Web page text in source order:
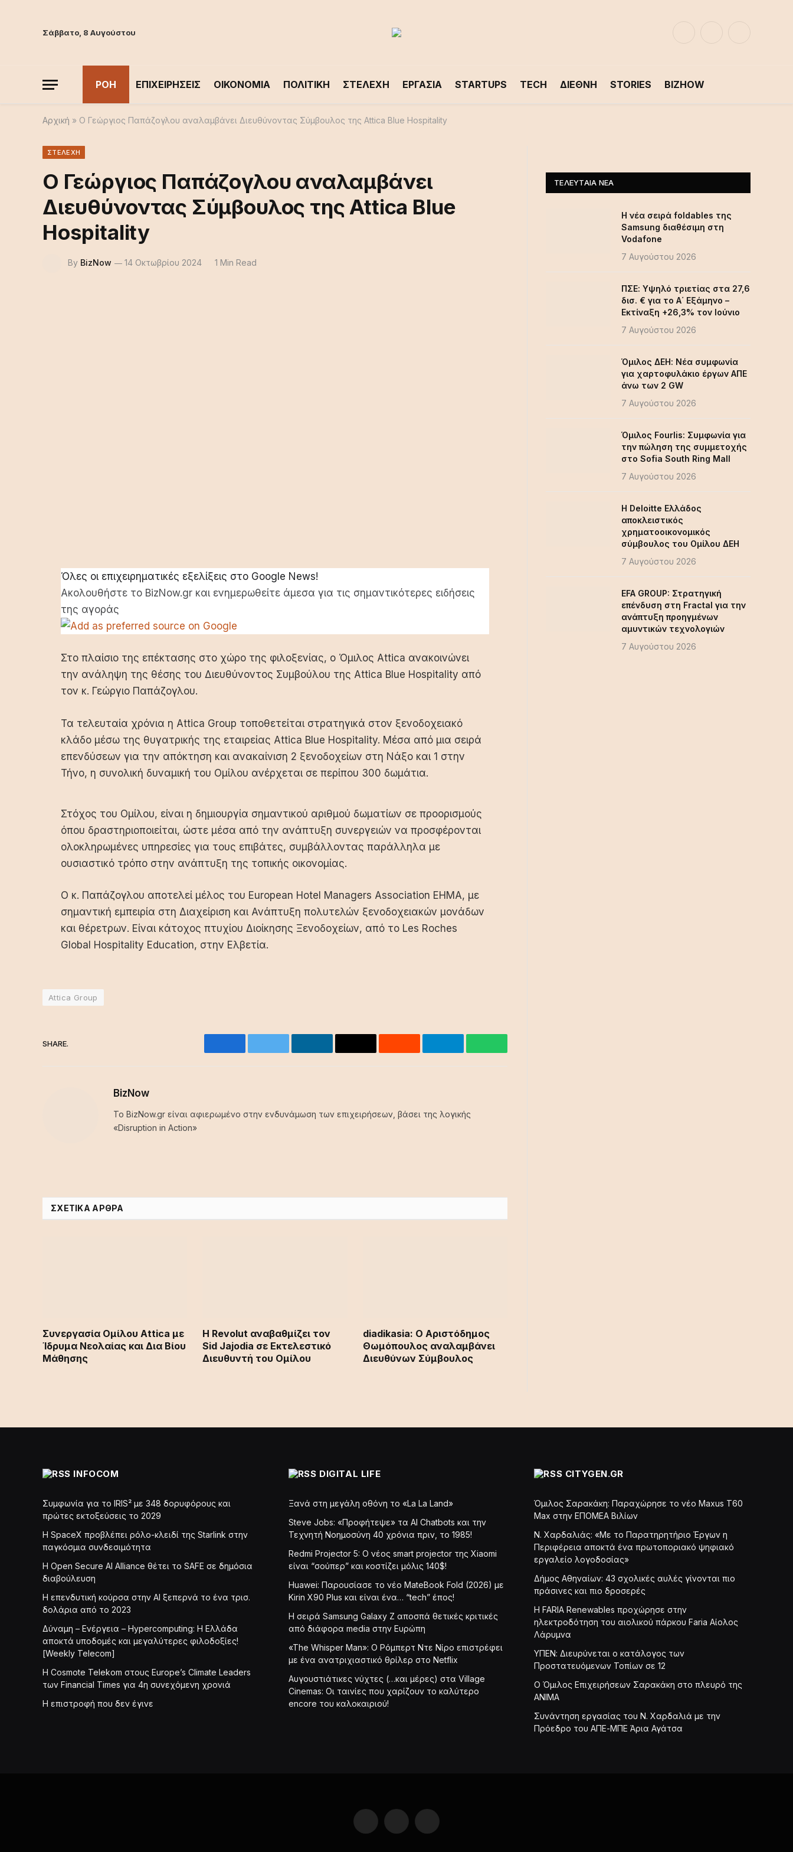
Σάββατο, 8 Αυγούστου
ΡΟΗ ΕΠΙΧΕΙΡΗΣΕΙΣ ΟΙΚΟΝΟΜΙΑ ΠΟΛΙΤΙΚΗ ΣΤΕΛΕΧΗ ΕΡΓΑΣΙΑ STARTUPS TECH ΔΙΕΘΝΗ STORIES BIZHOW
Αρχική » Ο Γεώργιος Παπάζογλου αναλαμβάνει Διευθύνοντας Σύμβουλος της Attica Blue Hospitality
ΣΤΕΛΕΧΗ
Ο Γεώργιος Παπάζογλου αναλαμβάνει
Διευθύνοντας Σύμβουλος της Attica Blue
Hospitality
By BizNow 14 Οκτωβρίου 2024 1 Min Read
Όλες οι επιχειρηματικές εξελίξεις στο Google News!
Ακολουθήστε το BizNow.gr και ενημερωθείτε άμεσα για τις σημαντικότερες ειδήσεις
της αγοράς
Στο πλαίσιο της επέκτασης στο χώρο της φιλοξενίας, ο Όμιλος Attica ανακοινώνει
την ανάληψη της θέσης του Διευθύνοντος Συμβούλου της Attica Blue Hospitality από
τον κ. Γεώργιο Παπάζογλου.
Τα τελευταία χρόνια η Attica Group τοποθετείται στρατηγικά στον ξενοδοχειακό
κλάδο μέσω της θυγατρικής της εταιρείας Attica Blue Hospitality. Μέσα από μια σειρά
επενδύσεων για την απόκτηση και ανακαίνιση 2 ξενοδοχείων στη Νάξο και 1 στην
Τήνο, η συνολική δυναμική του Ομίλου ανέρχεται σε περίπου 300 δωμάτια.
Στόχος του Ομίλου, είναι η δημιουργία σημαντικού αριθμού δωματίων σε προορισμούς
όπου δραστηριοποιείται, ώστε μέσα από την ανάπτυξη συνεργειών να προσφέρονται
ολοκληρωμένες υπηρεσίες για τους επιβάτες, συμβάλλοντας παράλληλα με
ουσιαστικό τρόπο στην ανάπτυξη της τοπικής οικονομίας.
O κ. Παπάζογλου αποτελεί μέλος του European Hotel Managers Association EHMA, με
σημαντική εμπειρία στη Διαχείριση και Ανάπτυξη πολυτελών ξενοδοχειακών μονάδων
και θέρετρων. Είναι κάτοχος πτυχίου Διοίκησης Ξενοδοχείων, από το Les Roches
Global Hospitality Education, στην Ελβετία.
Attica Group
SHARE.
FacebookTwitter LinkedInEmail Reddit TelegramWhatsApp
BizNow
Το BizNow.gr είναι αφιερωμένο στην ενδυνάμωση των επιχειρήσεων, βάσει της λογικής
«Disruption in Action»
ΣΧΕΤΙΚΆ ΆΡΘΡΑ
Συνεργασία Ομίλου Attica με
Ίδρυμα Νεολαίας και Δια Βίου
Μάθησης
Η Revolut αναβαθμίζει τον
Sid Jajodia σε Εκτελεστικό
Διευθυντή του Ομίλου
diadikasia: Ο Αριστόδημος
Θωμόπουλος αναλαμβάνει
Διευθύνων Σύμβουλος
ΤΕΛΕΥΤΑΊΑ ΝΈΑ
Η νέα σειρά foldables της
Samsung διαθέσιμη στη
Vodafone
7 Αυγούστου 2026
ΠΣΕ: Υψηλό τριετίας στα 27,6
δισ. € για το Α΄ Εξάμηνο –
Εκτίναξη +26,3% τον Ιούνιο
7 Αυγούστου 2026
Όμιλος ΔΕΗ: Νέα συμφωνία
για χαρτοφυλάκιο έργων ΑΠΕ
άνω των 2 GW
7 Αυγούστου 2026
Όμιλος Fourlis: Συμφωνία για
την πώληση της συμμετοχής
στο Sofia South Ring Mall
7 Αυγούστου 2026
Η Deloitte Ελλάδος
αποκλειστικός
χρηματοοικονομικός
σύμβουλος του Ομίλου ΔΕΗ
7 Αυγούστου 2026
EFA GROUP: Στρατηγική
επένδυση στη Fractal για την
ανάπτυξη προηγμένων
αμυντικών τεχνολογιών
7 Αυγούστου 2026
INFOCOM
Συμφωνία για το IRIS² με 348 δορυφόρους και
πρώτες εκτοξεύσεις το 2029
Η SpaceX προβλέπει ρόλο-κλειδί της Starlink στην
παγκόσμια συνδεσιμότητα
Η Open Secure AI Alliance θέτει το SAFE σε δημόσια
διαβούλευση
Η επενδυτική κούρσα στην AI ξεπερνά το ένα τρισ.
δολάρια από το 2023
Δύναμη – Ενέργεια – Ηypercomputing: Η Ελλάδα
αποκτά υποδομές και μεγαλύτερες φιλοδοξίες!
[Weekly Telecom]
Η Cosmote Telekom στους Europe’s Climate Leaders
των Financial Times για 4η συνεχόμενη χρονιά
Η επιστροφή που δεν έγινε
DIGITAL LIFE
Ξανά στη μεγάλη οθόνη το «La La Land»
Steve Jobs: «Προφήτεψε» τα AI Chatbots και την
Τεχνητή Νοημοσύνη 40 χρόνια πριν, το 1985!
Redmi Projector 5: Ο νέος smart projector της Xiaomi
είναι “σούπερ” και κοστίζει μόλις 140$!
Huawei: Παρουσίασε το νέο MateBook Fold (2026) με
Kirin X90 Plus και είναι ένα… “tech” έπος!
Η σειρά Samsung Galaxy Z αποσπά θετικές κριτικές
από διάφορα media στην Ευρώπη
«The Whisper Man»: Ο Ρόμπερτ Ντε Νίρο επιστρέφει
με ένα ανατριχιαστικό θρίλερ στο Netflix
Αυγουστιάτικες νύχτες (…και μέρες) στα Village
Cinemas: Οι ταινίες που χαρίζουν το καλύτερο
encore του καλοκαιριού!
CITYGEN.GR
Όμιλος Σαρακάκη: Παραχώρησε το νέο Maxus T60
Max στην ΕΠΟΜΕΑ Βιλίων
Ν. Χαρδαλιάς: «Με το Παρατηρητήριο Έργων η
Περιφέρεια αποκτά ένα πρωτοποριακό ψηφιακό
εργαλείο λογοδοσίας»
Δήμος Αθηναίων: 43 σχολικές αυλές γίνονται πιο
πράσινες και πιο δροσερές
Η FARIA Renewables προχώρησε στην
ηλεκτροδότηση του αιολικού πάρκου Faria Αίολος
Λάρυμνα
ΥΠΕΝ: Διευρύνεται ο κατάλογος των
Προστατευόμενων Τοπίων σε 12
O Όμιλος Επιχειρήσεων Σαρακάκη στο πλευρό της
ΑΝΙΜΑ
Συνάντηση εργασίας του Ν. Χαρδαλιά με την
Πρόεδρο του ΑΠΕ-ΜΠΕ Άρια Αγάτσα
Facebook LinkedIn
(Twitter)